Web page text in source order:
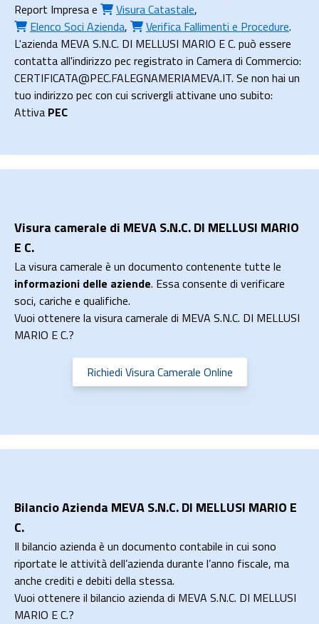
Report Impresae Visura Catastale,
Elenco Soci Azienda, Verifica Fallimenti e Procedure.
L'azienda MEVA S.N.C. DI MELLUSI MARIO E C. può essere
contatta all'indirizzo pec registrato in Camera di Commercio:
CERTIFICATA@PEC.FALEGNAMERIAMEVA.IT. Se non hai un
tuo indirizzo pec con cui scrivergli attivane uno subito:
Attiva PEC
Visura camerale di MEVA S.N.C. DI MELLUSI MARIO
E C.
La visura camerale è un documento contenente tutte le
informazioni delle aziende. Essa consente di verificare
soci, cariche e qualifiche.
Vuoi ottenere la visura camerale di MEVA S.N.C. DI MELLUSI
MARIO E C.?
Richiedi Visura Camerale Online
Bilancio Azienda MEVA S.N.C. DI MELLUSI MARIO E
C.
Il bilancio azienda è un documento contabile in cui sono
riportate le attività dell’azienda durante l’anno fiscale, ma
anche crediti e debiti della stessa.
Vuoi ottenere il bilancio azienda di MEVA S.N.C. DI MELLUSI
MARIO E C.?